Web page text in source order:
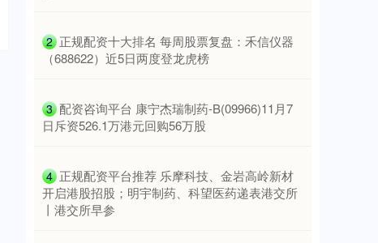
基金指数 7242.10 +12.30 +0.17%
2 ​正规配资十大排名 每周股票复盘：禾信仪器
（688622）近5日两度登龙虎榜
3 ​配资咨询平台 康宁杰瑞制药-B(09966)11月7
日斥资526.1万港元回购56万股
4 ​正规配资平台推荐 乐摩科技、金岩高岭新材
开启港股招股；明宇制药、科望医药递表港交所
丨港交所早参